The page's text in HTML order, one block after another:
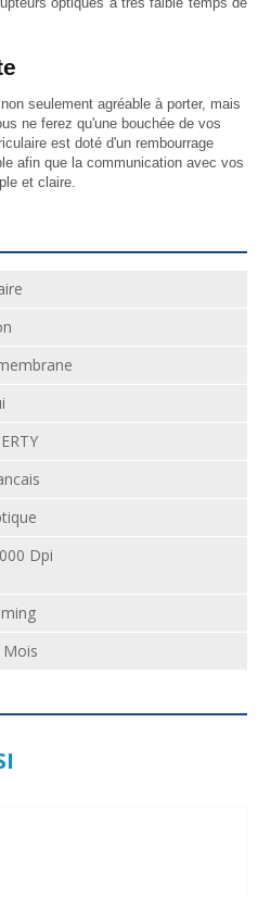
seulement agréable à porter, mais
ne ferez qu'une bouchée de vos
est doté d'un rembourrage
afin que la communication avec vos
et claire.
Dpi
Mois